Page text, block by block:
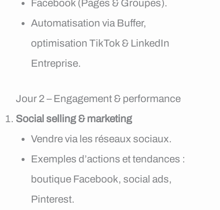
Facebook (Pages & Groupes).
Automatisation via Buffer,
optimisation TikTok & LinkedIn
Entreprise.
Jour 2 – Engagement & performance
Social selling & marketing
Vendre via les réseaux sociaux.
Exemples d’actions et tendances :
boutique Facebook, social ads,
Pinterest.